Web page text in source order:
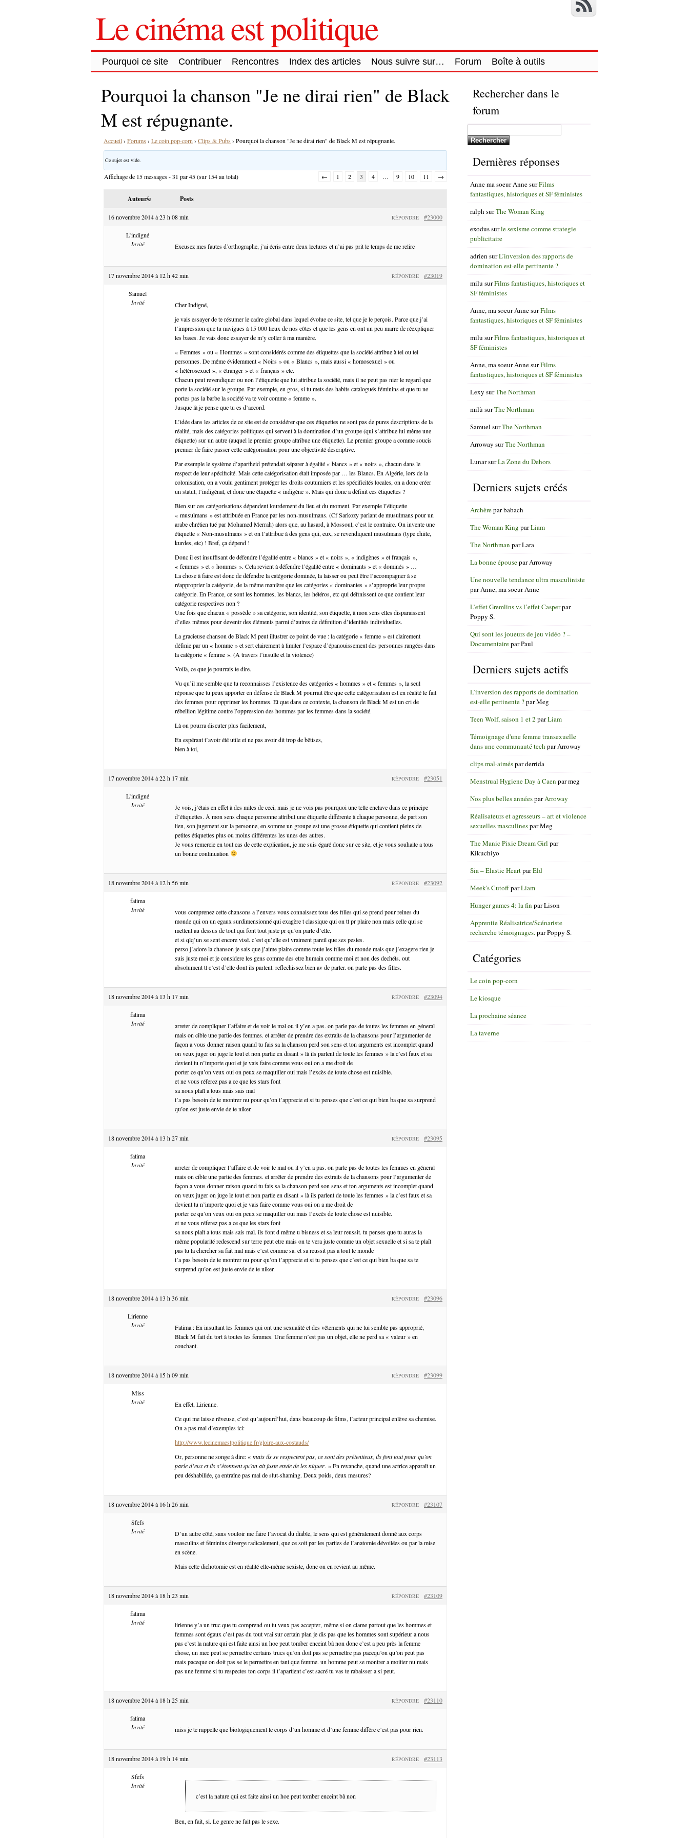
Le cinéma est politique
Pourquoi ce site Contribuer Rencontres Index des articles Nous suivre sur… Forum Boîte à outils
Pourquoi la chanson "Je ne dirai rien" de Black
M est répugnante.
Accueil› Forums › Le coin pop-corn › Clips & Pubs › Pourquoi la chanson "Je ne dirai rien" de Black M est répugnante.
Ce sujet est vide.
Affichage de 15 messages - 31 par 45 (sur 154 au total) ← 1 2 3 4 … 9 10 11 →
Auteur/e Posts
16 novembre 2014 à 23 h 08 min #23000
RÉPONDRE
L’indigné
Invité Excusez mes fautes d’orthographe, j’ai écris entre deux lectures et n’ai pas prit le temps de me relire
17 novembre 2014 à 12 h 42 min #23019
RÉPONDRE
Samuel
Invité
Cher Indigné,
je vais essayer de te résumer le cadre global dans lequel évolue ce site, tel que je le perçois. Parce que j’ai
l’impression que tu navigues à 15 000 lieux de nos côtes et que les gens en ont un peu marre de réexpliquer
les bases. Je vais donc essayer de m’y coller à ma manière.
« Femmes » ou « Hommes » sont considérés comme des étiquettes que la société attribue à tel ou tel
personnes. De même évidemment « Noirs » ou « Blancs », mais aussi « homosexuel » ou
« hétérosexuel », « étranger » et « français » etc.
Chacun peut revendiquer ou non l’étiquette que lui attribue la société, mais il ne peut pas nier le regard que
porte la société sur le groupe. Par exemple, en gros, si tu mets des habits catalogués féminins et que tu ne
portes pas la barbe la société va te voir comme « femme ».
Jusque là je pense que tu es d’accord.
L’idée dans les articles de ce site est de considérer que ces étiquettes ne sont pas de pures descriptions de la
réalité, mais des catégories politiques qui servent à la domination d’un groupe (qui s’attribue lui même une
étiquette) sur un autre (auquel le premier groupe attribue une étiquette). Le premier groupe a comme soucis
premier de faire passer cette catégorisation pour une objectivité descriptive.
Par exemple le système d’apartheid prétendait séparer à égalité « blancs » et « noirs », chacun dans le
respect de leur spécificité. Mais cette catégorisation était imposée par … les Blancs. En Algérie, lors de la
colonisation, on a voulu gentiment protéger les droits coutumiers et les spécificités locales, on a donc créer
un statut, l’indigénat, et donc une étiquette « indigène ». Mais qui donc a définit ces étiquettes ?
Bien sur ces catégorisations dépendent lourdement du lieu et du moment. Par exemple l’étiquette
« musulmans » est attribuée en France par les non-musulmans. (Cf Sarkozy parlant de musulmans pour un
arabe chrétien tué par Mohamed Merrah) alors que, au hasard, à Mossoul, c’est le contraire. On invente une
étiquette « Non-musulmans » et on l’attribue à des gens qui, eux, se revendiquent musulmans (type chiite,
kurdes, etc) ! Bref, ça dépend !
Donc il est insuffisant de défendre l’égalité entre « blancs » et « noirs », « indigènes » et français »,
« femmes » et « hommes ». Cela revient à défendre l’égalité entre « dominants » et « dominés » …
La chose à faire est donc de défendre la catégorie dominée, la laisser ou peut être l’accompagner à se
réapproprier la catégorie, de la même manière que les catégories « dominantes » s’approprie leur propre
catégorie. En France, ce sont les hommes, les blancs, les hétéros, etc qui définissent ce que contient leur
catégorie respectives non ?
Une fois que chacun « possède » sa catégorie, son identité, son étiquette, à mon sens elles disparaissent
d’elles mêmes pour devenir des éléments parmi d’autres de définition d’identités individuelles.
La gracieuse chanson de Black M peut illustrer ce point de vue : la catégorie « femme » est clairement
définie par un « homme » et sert clairement à limiter l’espace d’épanouissement des personnes rangées dans
la catégorie « femme ». (A travers l’insulte et la violence)
Voilà, ce que je pourrais te dire.
Vu qu’il me semble que tu reconnaisses l’existence des catégories « hommes » et « femmes », la seul
réponse que tu peux apporter en défense de Black M pourrait être que cette catégorisation est en réalité le fait
des femmes pour opprimer les hommes. Et que dans ce contexte, la chanson de Black M est un cri de
rébellion légitime contre l’oppression des hommes par les femmes dans la société.
Là on pourra discuter plus facilement,
En espérant t’avoir été utile et ne pas avoir dit trop de bêtises,
bien à toi,
17 novembre 2014 à 22 h 17 min #23051
RÉPONDRE
L’indigné
Invité
Je vois, j’étais en effet à des miles de ceci, mais je ne vois pas pourquoi une telle enclave dans ce principe
d’étiquettes. À mon sens chaque personne attribut une étiquette différente à chaque personne, de part son
lien, son jugement sur la personne, en somme un groupe est une grosse étiquette qui contient pleins de
petites étiquettes plus ou moins différentes les unes des autres.
Je vous remercie en tout cas de cette explication, je me suis égaré donc sur ce site, et je vous souhaite a tous
un bonne continuation
18 novembre 2014 à 12 h 56 min #23092
RÉPONDRE
fatima
Invité
vous comprenez cette chansons a l’envers vous connaissez tous des filles qui se prend pour reines du
monde qui on un egaux surdimensionné qui exagère t classique qui on tt pr plaire non mais celle qui se
mettent au dessus de tout qui font tout juste pr qu’on parle d’elle.
et si qlq’un se sent encore visé. c’est qu’elle est vraiment pareil que ses pestes.
perso j’adore la chanson je sais que j’aime plaire comme toute les filles du monde mais que j’exagere rien je
suis juste moi et je considere les gens comme des etre humain comme moi et non des dechéts. out
absolument tt c’est d’elle dont ils parlent. reflechissez bien av de parler. on parle pas des filles.
18 novembre 2014 à 13 h 17 min #23094
RÉPONDRE
fatima
Invité
arreter de compliquer l’affaire et de voir le mal ou il y’en a pas. on parle pas de toutes les femmes en géneral
mais on cible une partie des femmes. et arrêter de prendre des extraits de la chansons pour l’argumenter de
façon a vous donner raison quand tu fais sa la chanson perd son sens et ton arguments est incomplet quand
on veux juger on juge le tout et non partie en disant » là ils parlent de toute les femmes » la c’est faux et sa
devient tu n’importe quoi et je vais faire comme vous oui on a me droit de
porter ce qu’on veux oui on peux se maquiller oui mais l’excès de toute chose est nuisible.
et ne vous réferez pas a ce que les stars font
sa nous plaît a tous mais sais mal
t’a pas besoin de te montrer nu pour qu’on t’apprecie et si tu penses que c’est ce qui bien ba que sa surprend
qu’on est juste envie de te niker.
18 novembre 2014 à 13 h 27 min #23095
RÉPONDRE
fatima
Invité
arreter de compliquer l’affaire et de voir le mal ou il y’en a pas. on parle pas de toutes les femmes en géneral
mais on cible une partie des femmes. et arrêter de prendre des extraits de la chansons pour l’argumenter de
façon a vous donner raison quand tu fais sa la chanson perd son sens et ton arguments est incomplet quand
on veux juger on juge le tout et non partie en disant » là ils parlent de toute les femmes » la c’est faux et sa
devient tu n’importe quoi et je vais faire comme vous oui on a me droit de
porter ce qu’on veux oui on peux se maquiller oui mais l’excès de toute chose est nuisible.
et ne vous réferez pas a ce que les stars font
sa nous plaît a tous mais sais mal. ils font d même u bisness et sa leur reussit. tu penses que tu auras la
même popularité redescend sur terre peut etre mais on te vera juste comme un objet sexuelle et si sa te plaït
pas tu la chercher sa fait mal mais c’est comme sa. et sa reussit pas a tout le monde
t’a pas besoin de te montrer nu pour qu’on t’apprecie et si tu penses que c’est ce qui bien ba que sa te
surprend qu’on est juste envie de te niker.
18 novembre 2014 à 13 h 36 min #23096
RÉPONDRE
Lirienne
Invité
Fatima : En insultant les femmes qui ont une sexualité et des vêtements qui ne lui semble pas approprié,
Black M fait du tort à toutes les femmes. Une femme n’est pas un objet, elle ne perd sa « valeur » en
couchant.
18 novembre 2014 à 15 h 09 min #23099
RÉPONDRE
Miss
Invité
En effet, Lirienne.
Ce qui me laisse rêveuse, c’est qu’aujourd’hui, dans beaucoup de films, l’acteur principal enlève sa chemise.
On a pas mal d’exemples ici:
http://www.lecinemaestpolitique.fr/gloire-aux-costauds/
Or, personne ne songe à dire: « mais ils se respectent pas, ce sont des prétentieux, ils font tout pour qu’on
parle d’eux et ils s’étonnent qu’on ait juste envie de les niquer. » En revanche, quand une actrice apparaît un
peu déshabillée, ça entraîne pas mal de slut-shaming. Deux poids, deux mesures?
18 novembre 2014 à 16 h 26 min #23107
RÉPONDRE
Sfefs
Invité
D’un autre côté, sans vouloir me faire l’avocat du diable, le sens qui est généralement donné aux corps
masculins et féminins diverge radicalement, que ce soit par les parties de l’anatomie dévoilées ou par la mise
en scène.
Mais cette dichotomie est en réalité elle-même sexiste, donc on en revient au même.
18 novembre 2014 à 18 h 23 min #23109
RÉPONDRE
fatima
Invité
lirienne y’a un truc que tu comprend ou tu veux pas accepter‚ même si on clame partout que les hommes et
femmes sont égaux c’est pas du tout vrai sur certain plan je dis pas que les hommes sont supérieur a nous
pas c’est la nature qui est faite ainsi un hoe peut tomber enceint bâ non donc c’est a peu près la femme
chose, un mec peut se permettre certains trucs qu’on doit pas se permettre pas pacequ’on qu’on peut pas
mais paceque on doit pas se le permettre en tant que femme. un homme peut se montrer a moitier nu mais
pas une femme si tu respectes ton corps il t’apartient c’est sacré tu vas te rabaisser a si peut.
18 novembre 2014 à 18 h 25 min #23110
RÉPONDRE
fatima
Invité miss je te rappelle que biologiquement le corps d’un homme et d’une femme diffère c’est pas pour rien.
18 novembre 2014 à 19 h 14 min #23113
RÉPONDRE
Sfefs
Invité
c’est la nature qui est faite ainsi un hoe peut tomber enceint bâ non
Ben, en fait, si. Le genre ne fait pas le sexe.
Rechercher dans le
forum
Dernières réponses
Anne ma soeur AnnesurFilms
fantastiques, historiques et SF féministes
ralph surThe Woman King
exodussurle sexisme comme strategie
publicitaire
adrien surL’inversion des rapports de
domination est-elle pertinente ?
milu surFilms fantastiques, historiques et
SF féministes
Anne, ma soeur AnnesurFilms
fantastiques, historiques et SF féministes
milu surFilms fantastiques, historiques et
SF féministes
Anne, ma soeur AnnesurFilms
fantastiques, historiques et SF féministes
Lexy surThe Northman
milù surThe Northman
Samuel surThe Northman
Arroway surThe Northman
LunarsurLa Zone du Dehors
Derniers sujets créés
Archèreparbabach
The Woman King parLiam
The Northman parLara
La bonne épouseparArroway
Une nouvelle tendance ultra masculiniste
parAnne, ma soeur Anne
L’effet Gremlins vs l’effet Casperpar
Poppy S.
Qui sont les joueurs de jeu vidéo ? –
DocumentaireparPaul
Derniers sujets actifs
L’inversion des rapports de domination
est-elle pertinente ?parMeg
Teen Wolf, saison 1 et 2 parLiam
Témoignage d'une femme transexuelle
dans une communauté tech parArroway
clips mal-aimésparderrida
Menstrual Hygiene Day à Caen parmeg
Nos plus belles annéesparArroway
Réalisateurs et agresseurs – art et violence
sexuelles masculinesparMeg
The Manic Pixie Dream Girl par
Kikuchiyo
Sia – Elastic HeartparEld
Meek's CutoffparLiam
Hunger games 4: la fin parLison
Apprentie Réalisatrice/Scénariste
recherche témoignages. parPoppy S.
Catégories
Le coin pop-corn
Le kiosque
La prochaine séance
La taverne